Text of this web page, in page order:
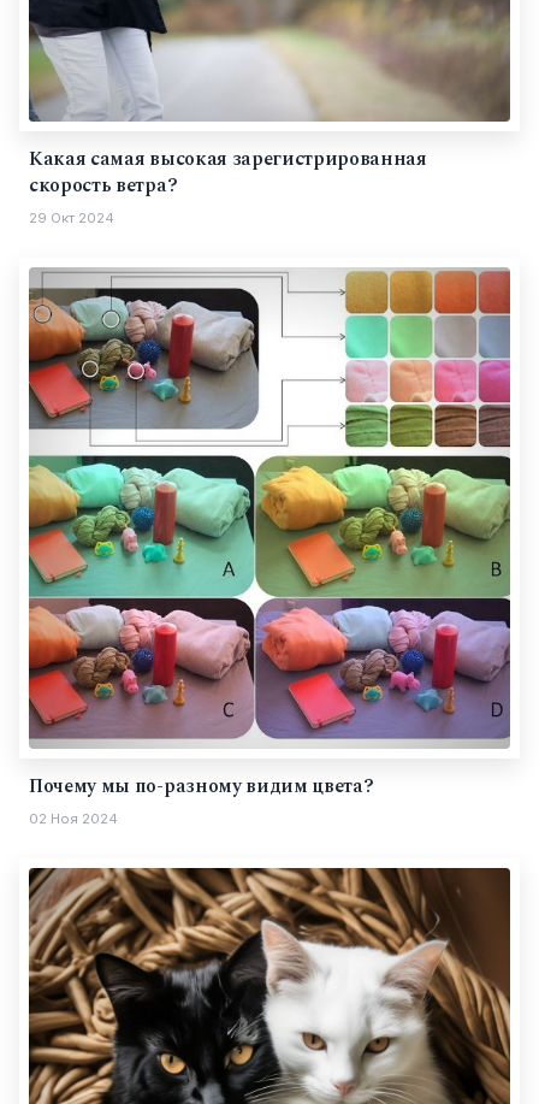
Какая самая высокая зарегистрированная
скорость ветра?
29 Окт 2024
Почему мы по-разному видим цвета?
02 Ноя 2024